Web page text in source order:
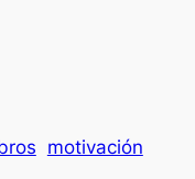
motivación